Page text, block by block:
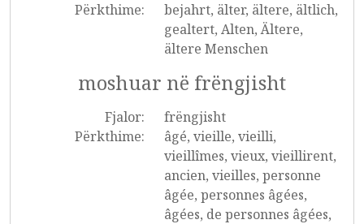
Përkthime:
bejahrt, älter, ältere, ältlich,
gealtert, Alten, Ältere,
ältere Menschen
moshuar në frëngjisht
Fjalor:
frëngjisht
Përkthime:
âgé, vieille, vieilli,
vieillîmes, vieux, vieillirent,
ancien, vieilles, personne
âgée, personnes âgées,
âgées, de personnes âgées,